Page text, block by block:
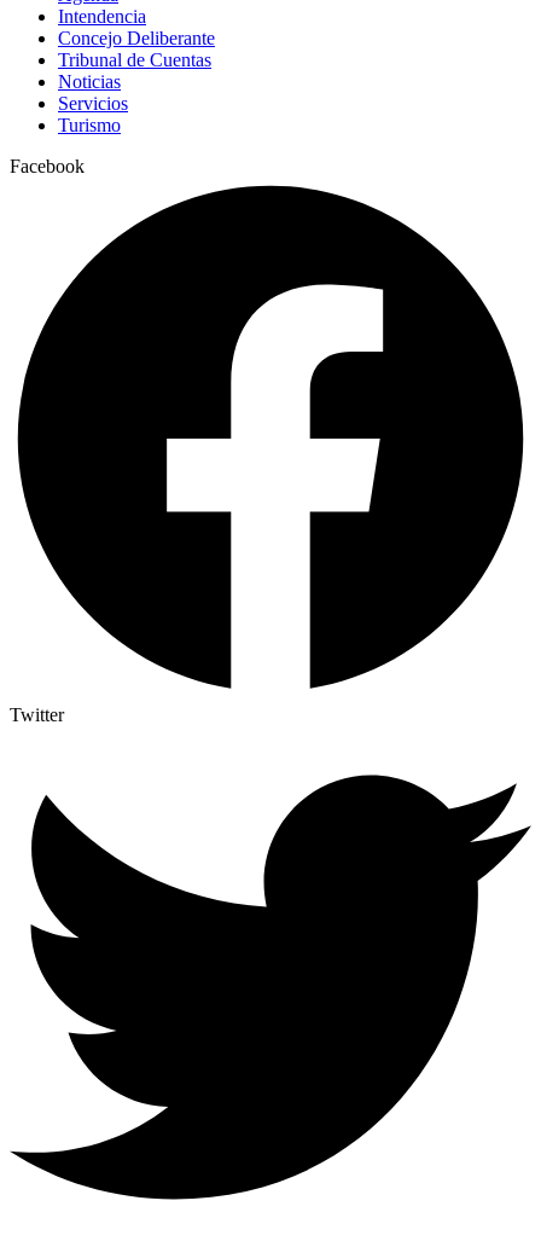
Intendencia
Concejo Deliberante
Tribunal de Cuentas
Noticias
Servicios
Turismo
Facebook
Twitter